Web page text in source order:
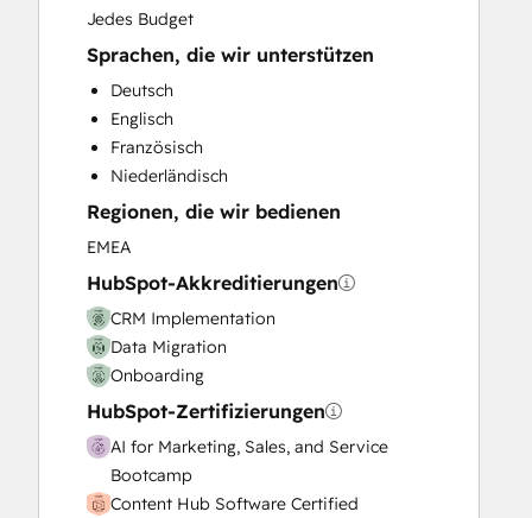
Knowledge Base Development
Paid Advertising
Sales and Marketing Alignment
Sales Coaching and Training
Sales Enablement
Website Design
Website Development
Website Migration
Jedes Budget
Sprachen, die wir unterstützen
Deutsch
Englisch
Französisch
Niederländisch
Regionen, die wir bedienen
EMEA
HubSpot-Akkreditierungen
CRM Implementation
Data Migration
Onboarding
HubSpot-Zertifizierungen
AI for Marketing, Sales, and Service
Bootcamp
Content Hub Software Certified